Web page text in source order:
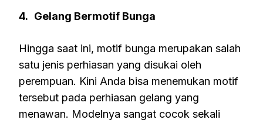
4. Gelang Bermotif Bunga
Hingga saat ini, motif bunga merupakan salah
satu jenis perhiasan yang disukai oleh
perempuan. Kini Anda bisa menemukan motif
tersebut pada perhiasan gelang yang
menawan. Modelnya sangat cocok sekali